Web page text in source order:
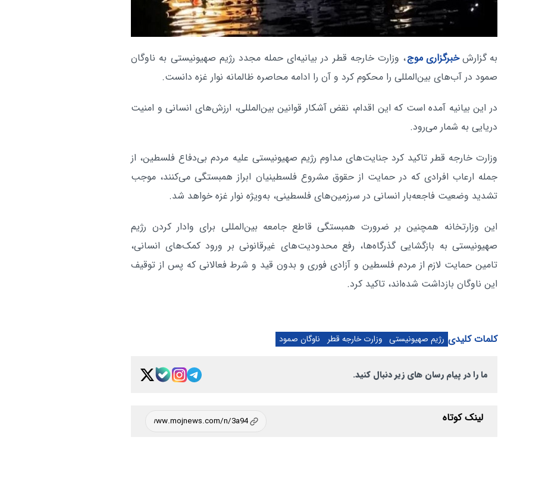
به گزارشخبرگزاری موج، وزارت خارجه قطر در بیانیه‌ای حمله مجدد رژیم صهیونیستی به ناوگان
صمود در آب‌های بین‌المللی را محکوم کرد و آن را ادامه محاصره ظالمانه نوار غزه دانست.
در این بیانیه آمده است که این اقدام، نقض آشکار قوانین بین‌المللی، ارزش‌های انسانی و امنیت
دریایی به شمار می‌رود.
وزارت خارجه قطر تاکید کرد جنایت‌های مداوم رژیم صهیونیستی علیه مردم بی‌دفاع فلسطین، از
جمله ارعاب افرادی که در حمایت از حقوق مشروع فلسطینیان ابراز همبستگی می‌کنند، موجب
تشدید وضعیت فاجعه‌بار انسانی در سرزمین‌های فلسطینی، به‌ویژه نوار غزه خواهد شد.
این وزارتخانه همچنین بر ضرورت همبستگی قاطع جامعه بین‌المللی برای وادار کردن رژیم
صهیونیستی به بازگشایی گذرگاه‌ها، رفع محدودیت‌های غیرقانونی بر ورود کمک‌های انسانی،
تامین حمایت لازم از مردم فلسطین و آزادی فوری و بدون قید و شرط فعالانی که پس از توقیف
این ناوگان بازداشت شده‌اند، تاکید کرد.
کلمات کلیدی رژیم صهیونیستی وزارت خارجه قطر ناوگان صمود
ما را در پیام رسان های زیر دنبال کنید.
لینک کوتاه